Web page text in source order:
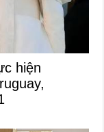
hiện